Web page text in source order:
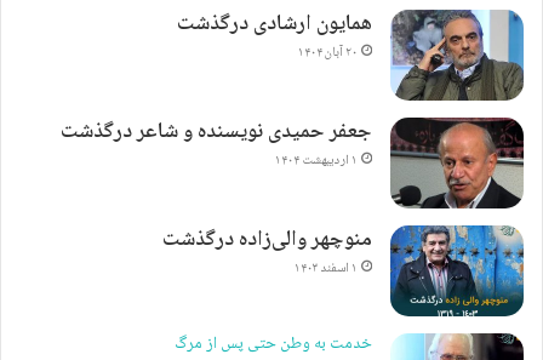
همایون ارشادی درگذشت
۲۰ آبان ۱۴۰۴
جعفر حمیدی نویسنده و شاعر درگذشت
۱ اردیبهشت ۱۴۰۴
منوچهر والی‌زاده درگذشت
۱ اسفند ۱۴۰۳
خدمت به وطن حتی پس از مرگ